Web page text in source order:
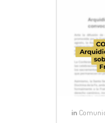
in